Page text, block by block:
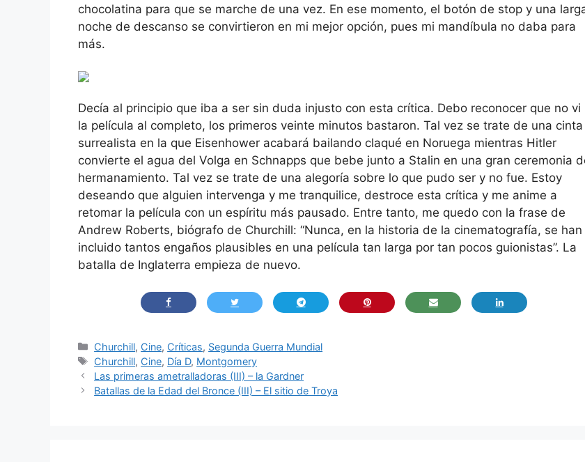
chocolatina para que se marche de una vez. En ese momento, el botón de stop y una
noche de descanso se convirtieron en mi mejor opción, pues mi mandíbula no daba para
más.
Decía al principio que iba a ser sin duda injusto con esta crítica. Debo reconocer que no vi
la película al completo, los primeros veinte minutos bastaron. Tal vez se trate de una cinta
surrealista en la que Eisenhower acabará bailando claqué en Noruega mientras Hitler
convierte el agua del Volga en Schnapps que bebe junto a Stalin en una gran ceremonia
hermanamiento. Tal vez se trate de una alegoría sobre lo que pudo ser y no fue. Estoy
deseando que alguien intervenga y me tranquilice, destroce esta crítica y me anime a
retomar la película con un espíritu más pausado. Entre tanto, me quedo con la frase de
Andrew Roberts, biógrafo de Churchill: “Nunca, en la historia de la cinematografía, se han
incluido tantos engaños plausibles en una película tan larga por tan pocos guionistas”. La
batalla de Inglaterra empieza de nuevo.
Categorías
Churchill, Cine, Críticas, Segunda Guerra Mundial
Etiquetas
Churchill, Cine, Día D, Montgomery
Las primeras ametralladoras (III) – la Gardner
Batallas de la Edad del Bronce (III) – El sitio de Troya